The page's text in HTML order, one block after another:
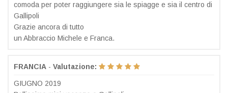
comoda per poter raggiungere sia le spiagge e sia il centro di
Gallipoli
Grazie ancora di tutto
un Abbraccio Michele e Franca.
FRANCIA - Valutazione:
GIUGNO 2019